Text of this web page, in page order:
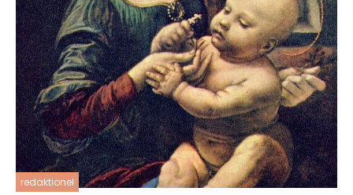
redaktionel